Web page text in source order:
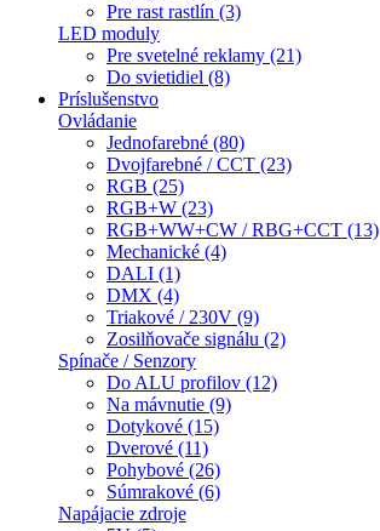
Pre rast rastlín (3)
LED moduly
Pre svetelné reklamy (21)
Do svietidiel (8)
Príslušenstvo
Ovládanie
Jednofarebné (80)
Dvojfarebné / CCT (23)
RGB (25)
RGB+W (23)
RGB+WW+CW / RBG+CCT (13)
Mechanické (4)
DALI (1)
DMX (4)
Triakové / 230V (9)
Zosilňovače signálu (2)
Spínače / Senzory
Do ALU profilov (12)
Na mávnutie (9)
Dotykové (15)
Dverové (11)
Pohybové (26)
Súmrakové (6)
Napájacie zdroje